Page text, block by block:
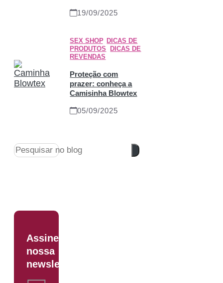
19/09/2025
SEX SHOP,DICAS DE
PRODUTOS ,DICAS DE
REVENDAS
Proteção com
prazer: conheça a
Camisinha Blowtex
05/09/2025
Pesquisar
Assine
nossa
newsletter